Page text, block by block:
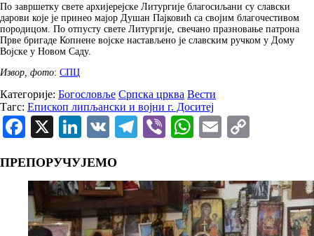
По завршетку свете архијерејске Литургије благосиљани су славски
дарови које је принео мајор Душан Пајковић са својим благочестивом
породицом. По отпусту свете Литургије, свечано празновање патрона
Прве бригаде Копнене војске настављено је славским ручком у Дому
Војске у Новом Саду.
Извор, фото: СПЦ
Категорије: Богословље Српска црква Вести
Тагс: Епископ липљански и војни г. Доситеј
Facebook
X LinkedIn
VK Telegram
ViberWhatsApp
Email
ПРЕПОРУЧУЈЕМО